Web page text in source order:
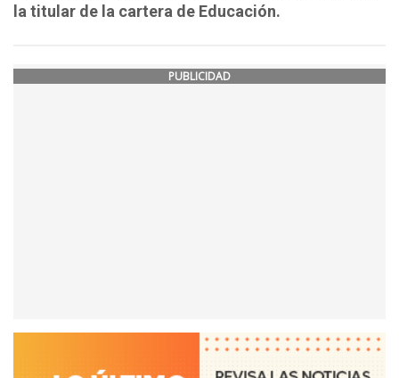
la titular de la cartera de Educación.
PUBLICIDAD